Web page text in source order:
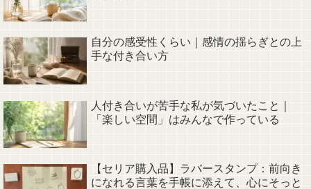
自分の感受性くらい｜感情の揺らぎとの上
手な付き合い方
人付き合いが苦手な私が気づいたこと｜
「楽しい空間」はみんなで作っている
【セリア購入品】ラバースタンプ：前向き
になれる言葉を手帳に添えて、心にそっと